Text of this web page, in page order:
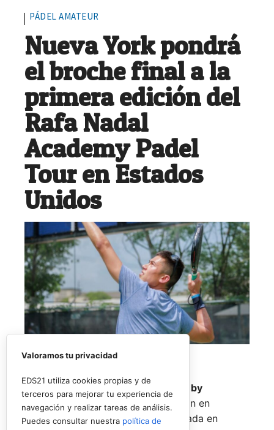
PÁDEL AMATEUR
Nueva York pondrá
el broche final a la
primera edición del
Rafa Nadal
Academy Padel
Tour en Estados
Unidos
El Rafa Nadal Academy Padel Tour by
Playtomiccerrará su primera edición en
Estados Unidos con una última parada en
Valoramos tu privacidad
EDS21 utiliza cookies propias y de
terceros para mejorar tu experiencia de
navegación y realizar tareas de análisis.
Puedes consultar nuestra política de